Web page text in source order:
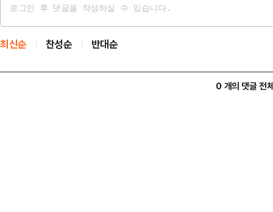
최신순 찬성순 반대순
0 개의 댓글 전